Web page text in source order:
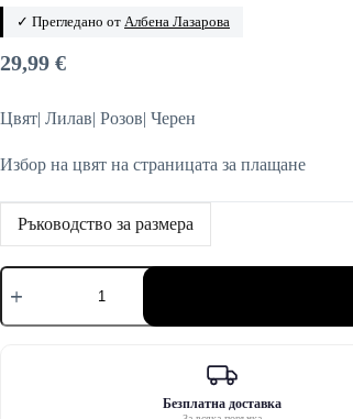
✓ Прегледано от Албена Лазарова
29,99 €
Цвят| Лилав| Розов| Черен
Избор на цвят на страницата за плащане
Ръководство за размера
количество
за
правоъгълни
Безплатна доставка